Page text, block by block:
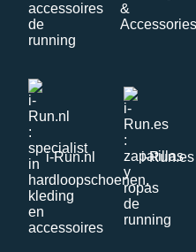
i-Run.nl i-Run.es